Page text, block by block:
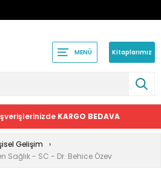
MENÜ Kitaplarımız
KARGO BEDAVA
Gelişim
Sağlık - SC - Dr. Behice Özev